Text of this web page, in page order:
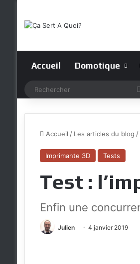
Accueil Domotique
Accueil / Les articles du blog /
Imprimante 3D Tests
Test :
Enfin une
Julien 4 janvier 2019